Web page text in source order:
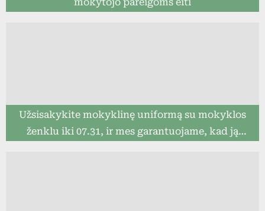
Užsisakykite mokyklinę uniformą su mokyklos
ženklu iki 07.31, ir mes garantuojame, kad ją